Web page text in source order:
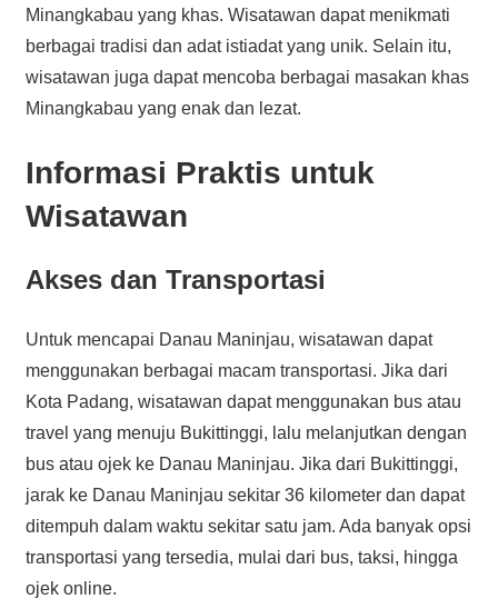
Minangkabau yang khas. Wisatawan dapat menikmati
berbagai tradisi dan adat istiadat yang unik. Selain itu,
wisatawan juga dapat mencoba berbagai masakan khas
Minangkabau yang enak dan lezat.
Informasi Praktis untuk
Wisatawan
Akses dan Transportasi
Untuk mencapai Danau Maninjau, wisatawan dapat
menggunakan berbagai macam transportasi. Jika dari
Kota Padang, wisatawan dapat menggunakan bus atau
travel yang menuju Bukittinggi, lalu melanjutkan dengan
bus atau ojek ke Danau Maninjau. Jika dari Bukittinggi,
jarak ke Danau Maninjau sekitar 36 kilometer dan dapat
ditempuh dalam waktu sekitar satu jam. Ada banyak opsi
transportasi yang tersedia, mulai dari bus, taksi, hingga
ojek online.